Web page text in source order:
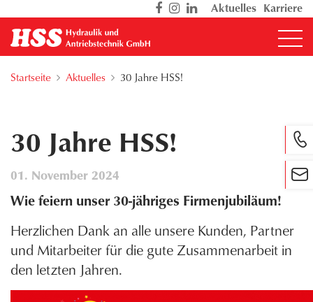
zum
Inhalt
Aktuelles Karriere
Pfadnavigation
Startseite Aktuelles 30 Jahre HSS!
30 Jahre HSS!
01. November 2024
Wie feiern unser 30-jähriges Firmenjubiläum!
Herzlichen Dank an alle unsere Kunden, Partner
und Mitarbeiter für die gute Zusammenarbeit in
den letzten Jahren.